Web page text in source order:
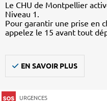
Le CHU de Montpellier
Niveau 1.
Pour garantir une prise en
appelez le 15 avant tout
EN SAVOIR PLUS
URGENCES